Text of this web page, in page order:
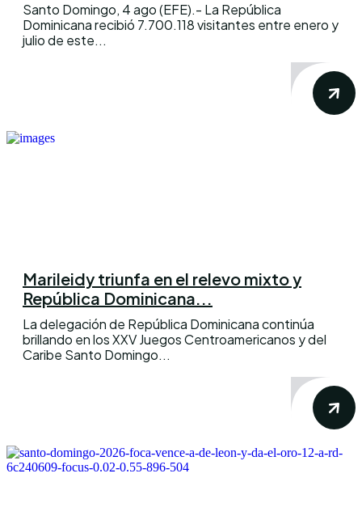
Santo Domingo, 4 ago (EFE).- La República
Dominicana recibió 7.700.118 visitantes entre enero y
julio de este...
Marileidy triunfa en el relevo mixto y
República Dominicana...
La delegación de República Dominicana continúa
brillando en los XXV Juegos Centroamericanos y del
Caribe Santo Domingo...